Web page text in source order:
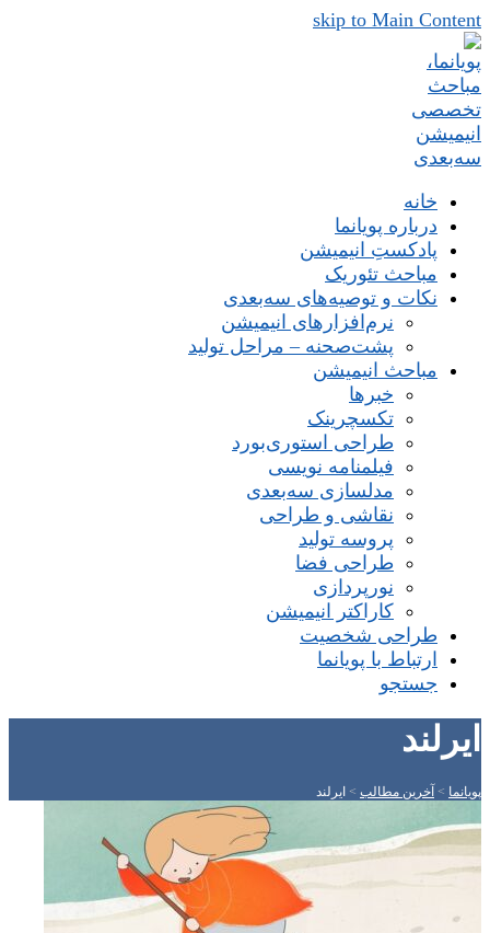
skip to Main Content
خانه
درباره پویانما
پادکستِ انیمیشن
مباحث تئوریک
نکات و توصیه‌های‌ سه‌بعدی
نرم‌افزارهای انیمیشن
پشت‌صحنه – مراحل تولید
مباحث انیمیشن
خبرها
تکسچرینک
طراحی استوری‌بورد
فیلمنامه نویسی
مدلسازی سه‌بعدی
نقاشی و طراحی
پروسه تولید
طراحی فضا
نورپردازی
کاراکتر انیمیشن
طراحی شخصیت
ارتباط با پویانما
جستجو
ایرلند
پویانما > آخرین مطالب > ایرلند